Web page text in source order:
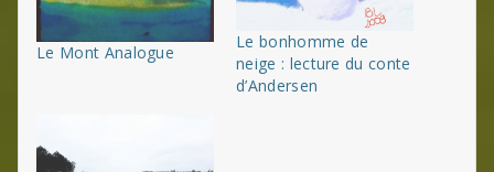
Le Mont Analogue
Le bonhomme de
neige : lecture du conte
d’Andersen